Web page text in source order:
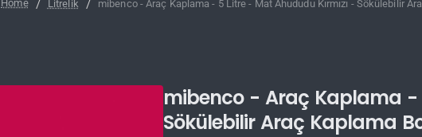
Litrelik mibenco - Araç Kaplama - 5 Litre - Mat Ahududu Kırmızı - Sökülebilir
mibenco - Araç Kaplama -
Sökülebilir Araç Kaplama